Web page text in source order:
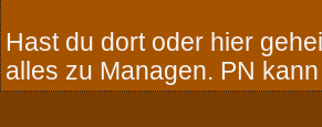
Hast du dort oder hier
alles zu Managen. PN